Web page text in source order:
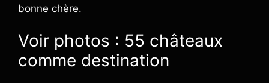
bonne chère.
Voir photos : 55 châteaux
comme destination